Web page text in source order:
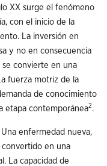
XX surge el fenómeno
con el inicio de la
La inversión en
y no en consecuencia
convierte en una
fuerza motriz de la
de conocimiento
etapa contemporánea2.
Una enfermedad nueva,
en una
La capacidad de